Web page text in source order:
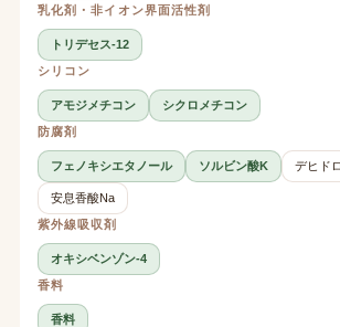
乳化剤・非イオン界面活性剤
トリデセス-12
シリコン
アモジメチコン
シクロメチコン
防腐剤
フェノキシエタノール ソルビン酸K デヒド
安息香酸Na
紫外線吸収剤
オキシベンゾン-4
香料
香料